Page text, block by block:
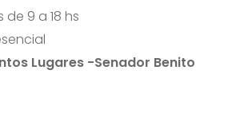
de 9 a 18 hs
Lugares -Senador Benito